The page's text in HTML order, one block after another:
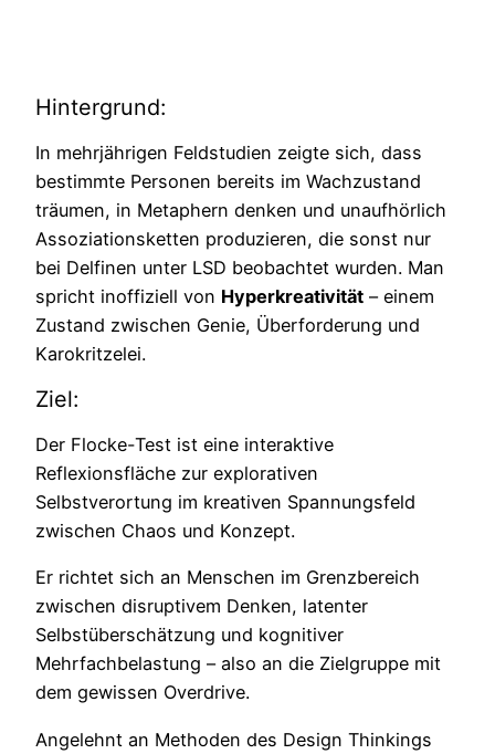
Hintergrund:
In mehrjährigen Feldstudien zeigte sich, dass
bestimmte Personen bereits im Wachzustand
träumen, in Metaphern denken und unaufhörlich
Assoziationsketten produzieren, die sonst nur
bei Delfinen unter LSD beobachtet wurden. Man
spricht inoffiziell von Hyperkreativität – einem
Zustand zwischen Genie, Überforderung und
Karokritzelei.
Ziel:
Der Flocke-Test ist eine interaktive
Reflexionsfläche zur explorativen
Selbstverortung im kreativen Spannungsfeld
zwischen Chaos und Konzept.
Er richtet sich an Menschen im Grenzbereich
zwischen disruptivem Denken, latenter
Selbstüberschätzung und kognitiver
Mehrfachbelastung – also an die Zielgruppe mit
dem gewissen Overdrive.
Angelehnt an Methoden des Design Thinkings